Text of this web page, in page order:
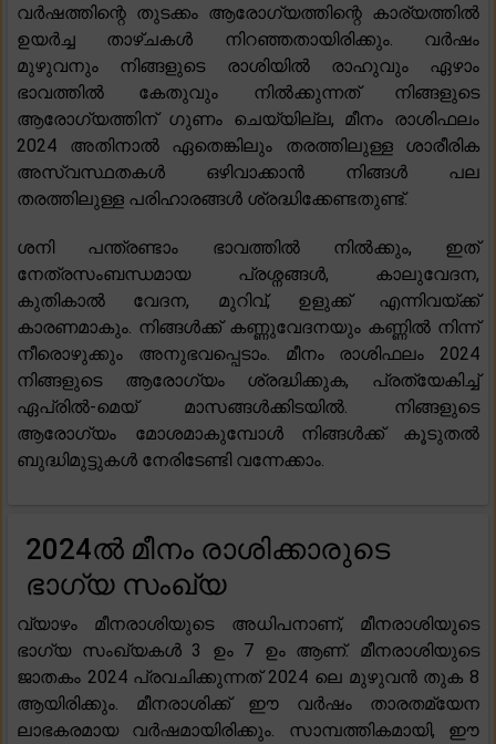
വർഷത്തിന്റെ തുടക്കം ആരോഗ്യത്തിന്റെ കാര്യത്തിൽ
ഉയർച്ച താഴ്ചകൾ നിറഞ്ഞതായിരിക്കും. വർഷം
മുഴുവനും നിങ്ങളുടെ രാശിയിൽ രാഹുവും ഏഴാം
ഭാവത്തിൽ കേതുവും നിൽക്കുന്നത് നിങ്ങളുടെ
ആരോഗ്യത്തിന് ഗുണം ചെയ്യില്ല, മീനം രാശിഫലം
2024 അതിനാൽ ഏതെങ്കിലും തരത്തിലുള്ള ശാരീരിക
അസ്വസ്ഥതകൾ ഒഴിവാക്കാൻ നിങ്ങൾ പല
തരത്തിലുള്ള പരിഹാരങ്ങൾ ശ്രദ്ധിക്കേണ്ടതുണ്ട്.
ശനി പന്ത്രണ്ടാം ഭാവത്തിൽ നിൽക്കും, ഇത്
നേത്രസംബന്ധമായ പ്രശ്നങ്ങൾ, കാലുവേദന,
കുതികാൽ വേദന, മുറിവ്, ഉളുക്ക് എന്നിവയ്ക്ക്
കാരണമാകും. നിങ്ങൾക്ക് കണ്ണുവേദനയും കണ്ണിൽ നിന്ന്
നീരൊഴുക്കും അനുഭവപ്പെടാം. മീനം രാശിഫലം 2024
നിങ്ങളുടെ ആരോഗ്യം ശ്രദ്ധിക്കുക, പ്രത്യേകിച്ച്
ഏപ്രിൽ-മെയ് മാസങ്ങൾക്കിടയിൽ. നിങ്ങളുടെ
ആരോഗ്യം മോശമാകുമ്പോൾ നിങ്ങൾക്ക് കൂടുതൽ
ബുദ്ധിമുട്ടുകൾ നേരിടേണ്ടി വന്നേക്കാം.
2024ൽ മീനം രാശിക്കാരുടെ
ഭാഗ്യ സംഖ്യ
വ്യാഴം മീനരാശിയുടെ അധിപനാണ്, മീനരാശിയുടെ
ഭാഗ്യ സംഖ്യകൾ 3 ഉം 7 ഉം ആണ്. മീനരാശിയുടെ
ജാതകം 2024 പ്രവചിക്കുന്നത് 2024 ലെ മുഴുവൻ തുക 8
ആയിരിക്കും. മീനരാശിക്ക് ഈ വർഷം താരതമ്യേന
ലാഭകരമായ വർഷമായിരിക്കും. സാമ്പത്തികമായി, ഈ